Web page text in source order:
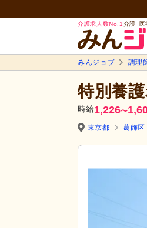
介護求人数No.1 介護･医
みんジョブ 調理
特別養
時給1,226〜
東京都 葛飾区